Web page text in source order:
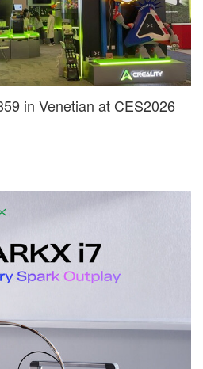
in Venetian at CES2026